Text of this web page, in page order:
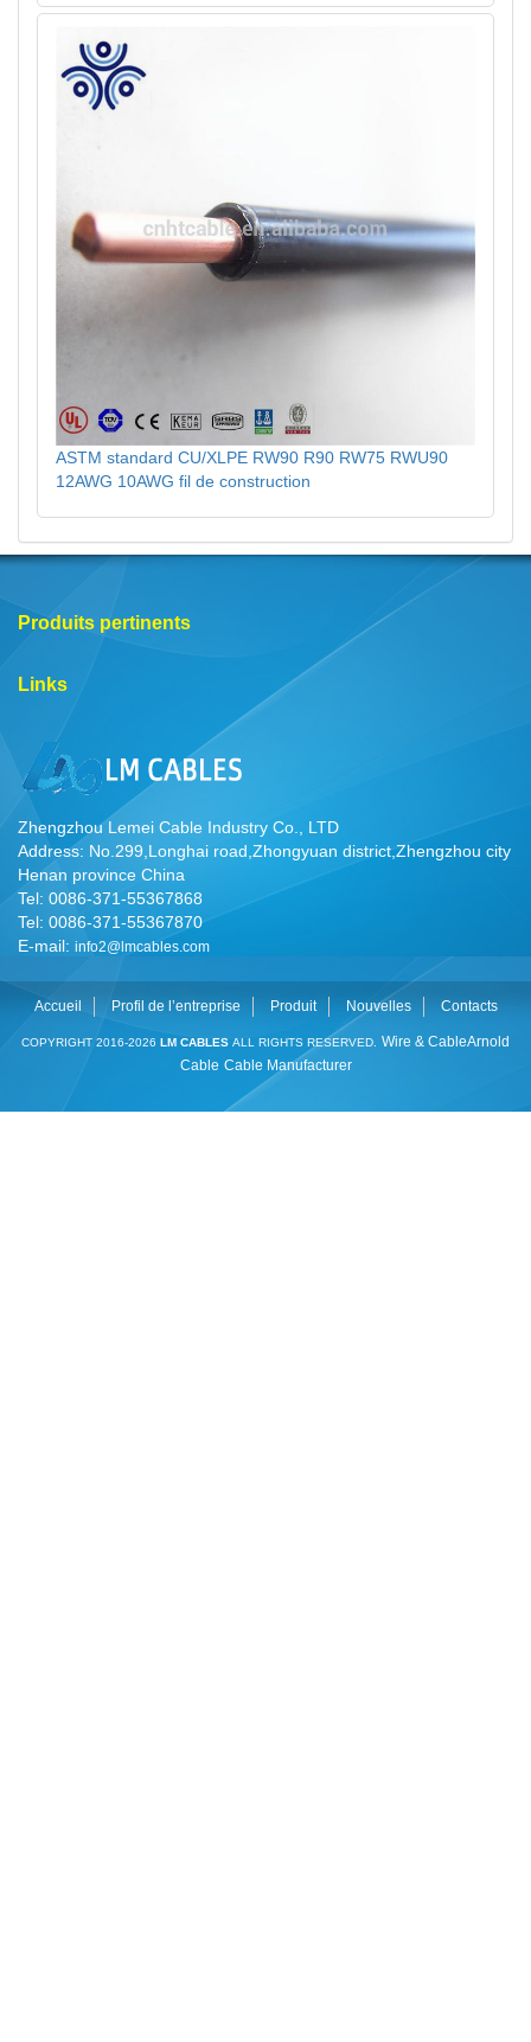
ASTM standard CU/XLPE RW90 R90 RW75 RWU90
12AWG 10AWG fil de construction
Produits pertinents
Links
Zhengzhou Lemei Cable Industry Co., LTD
Address: No.299,Longhai road,Zhongyuan district,Zhengzhou city
Henan province China
Tel: 0086-371-55367868
Tel: 0086-371-55367870
E-mail: info2@lmcables.com
Accueil Profil de l’entreprise Produit Nouvelles Contacts
COPYRIGHT 2016-2026 LM CABLES ALL RIGHTS RESERVED. Wire & CableArnold
Cable Cable Manufacturer